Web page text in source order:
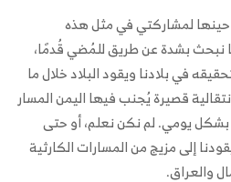
لمشاركتي في مثل هذه
كنا نبحث بشدة عن طريق للمُضي قُدمًا،
في بلادنا ويقود البلاد خلال ما
قصيرة يُجنب فيها اليمن المسار
بشكل يومي. لم نكن نعلم، أو حتى
إلى مزيج من المسارات الكارثية
والعراق.